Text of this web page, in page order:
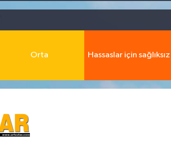
Orta Hassaslar için sağlıksız